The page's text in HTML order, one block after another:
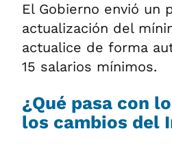
El Gobierno envió un
actualización del
actualice de forma
15 salarios mínimos.
¿Qué pasa con
los cambios del